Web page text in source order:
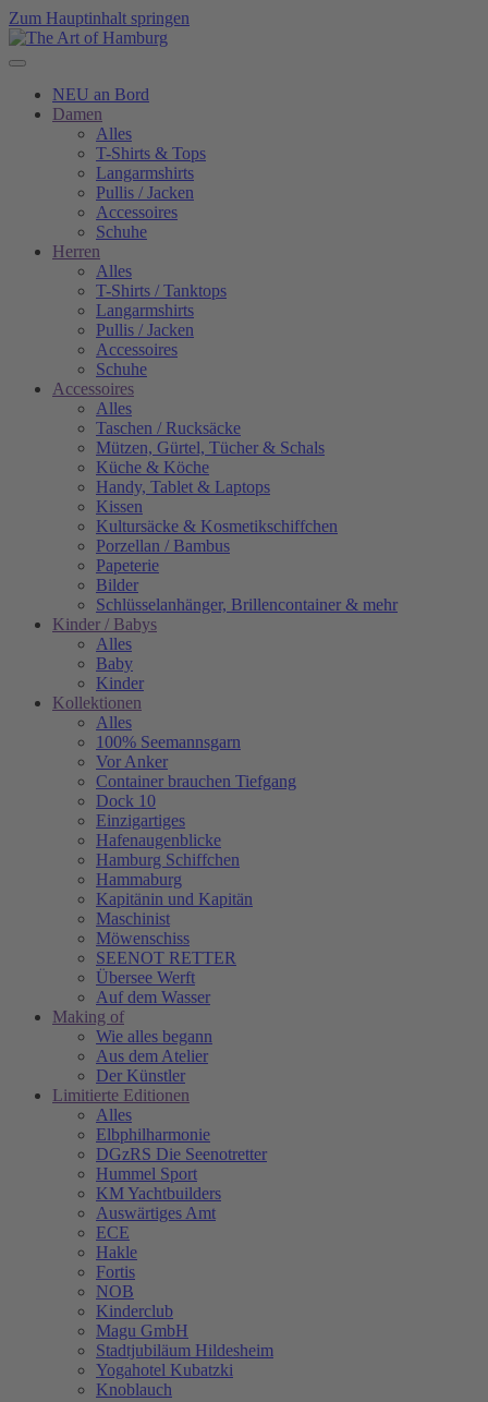
Zum Hauptinhalt springen
NEU an Bord
Damen
Alles
T-Shirts & Tops
Langarmshirts
Pullis / Jacken
Accessoires
Schuhe
Herren
Alles
T-Shirts / Tanktops
Langarmshirts
Pullis / Jacken
Accessoires
Schuhe
Accessoires
Alles
Taschen / Rucksäcke
Mützen, Gürtel, Tücher & Schals
Küche & Köche
Handy, Tablet & Laptops
Kissen
Kultursäcke & Kosmetikschiffchen
Porzellan / Bambus
Papeterie
Bilder
Schlüsselanhänger, Brillencontainer & mehr
Kinder / Babys
Alles
Baby
Kinder
Kollektionen
Alles
100% Seemannsgarn
Vor Anker
Container brauchen Tiefgang
Dock 10
Einzigartiges
Hafenaugen­blicke
Hamburg Schiffchen
Hammaburg
Kapitänin und Kapitän
Maschinist
Möwenschiss
SEENOT RETTER
Übersee Werft
Auf dem Wasser
Making of
Wie alles begann
Aus dem Atelier
Der Künstler
Limitierte Editionen
Alles
Elbphilharmonie
DGzRS Die Seenotretter
Hummel Sport
KM Yachtbuilders
Auswärtiges Amt
ECE
Hakle
Fortis
NOB
Kinderclub
Magu GmbH
Stadtjubiläum Hildesheim
Yogahotel Kubatzki
Knoblauch